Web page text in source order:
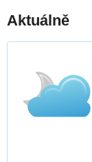
Aktuálně